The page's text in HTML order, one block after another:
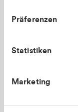
Präferenzen
Statistiken
Marketing